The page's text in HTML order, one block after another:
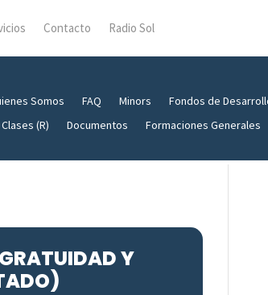
Contacto Radio Sol
Somos FAQ Minors
Fondos de
(R)
Documentos Formaciones Generales
GRATUIDAD Y